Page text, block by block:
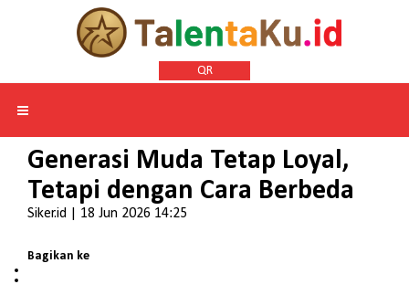
QR
Generasi Muda Tetap Loyal,
Tetapi dengan Cara Berbeda
Siker.id | 18 Jun 2026 14:25
Bagikan ke